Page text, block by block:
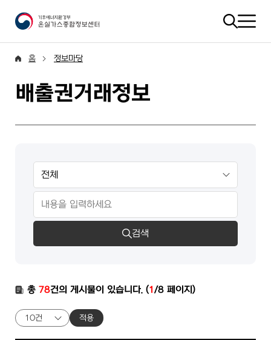
홈 정보마당
배출권거래정보
검색
총 78건의 게시물이 있습니다. (1/8 페이지)
적용